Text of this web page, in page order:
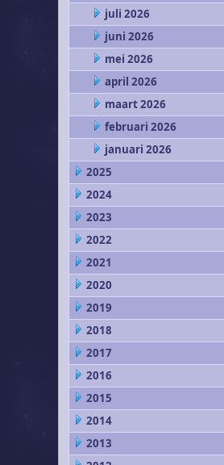
juli 2026
juni 2026
mei 2026
april 2026
maart 2026
februari 2026
januari 2026
2025
2024
2023
2022
2021
2020
2019
2018
2017
2016
2015
2014
2013